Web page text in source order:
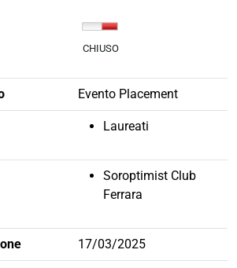
CHIUSO
Evento Placement
Laureati
Soroptimist Club
Ferrara
17/03/2025